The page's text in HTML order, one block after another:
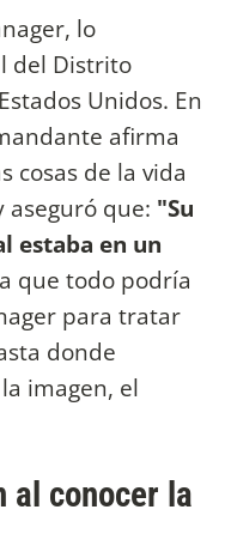
lo
del Distrito
Unidos. En
afirma
cosas de la vida
aseguró que: "Su
estaba en un
que todo podría
para tratar
donde
imagen, el
al conocer la